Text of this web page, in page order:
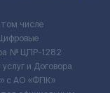
числе
№ ЦПР-1282
и Договора
c АО «ФПК»